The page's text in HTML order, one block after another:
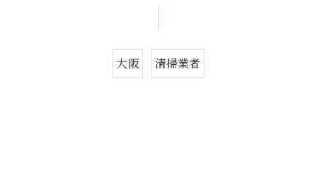
大阪 清掃業者